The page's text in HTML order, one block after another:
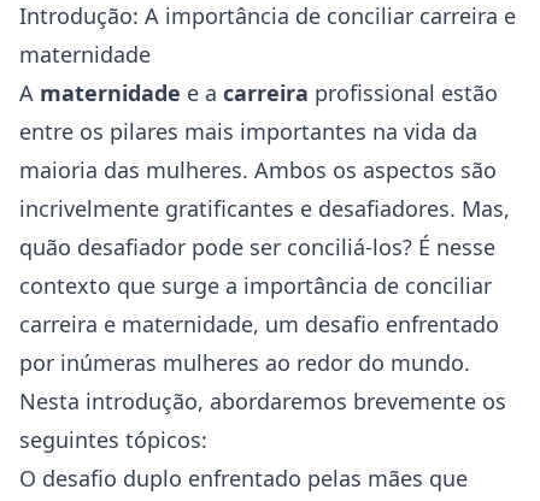
Introdução: A importância de conciliar carreira e
maternidade
A maternidade e a carreira profissional estão
entre os pilares mais importantes na vida da
maioria das mulheres. Ambos os aspectos são
incrivelmente gratificantes e desafiadores. Mas,
quão desafiador pode ser conciliá-los? É nesse
contexto que surge a importância de conciliar
carreira e maternidade, um desafio enfrentado
por inúmeras mulheres ao redor do mundo.
Nesta introdução, abordaremos brevemente os
seguintes tópicos:
O desafio duplo enfrentado pelas mães que